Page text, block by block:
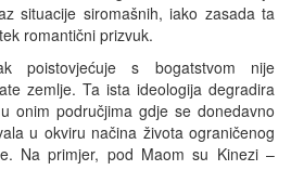
situacije siromašnih, iako zasada ta
romantični prizvuk.
poistovjećuje s bogatstvom nije
zemlje. Ta ista ideologija degradira
onim područjima gdje se donedavno
u okviru načina života ograničenog
Na primjer, pod Maom su Kinezi –